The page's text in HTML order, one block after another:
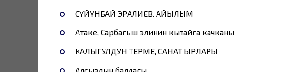
СҮЙҮНБАЙ ЭРАЛИЕВ. АЙЫЛЫМ
Атаке, Сарбагыш элинин кытайга качканы
КАЛЫГУЛДУН ТЕРМЕ, САНАТ ЫРЛАРЫ
Алсыздын балдагы